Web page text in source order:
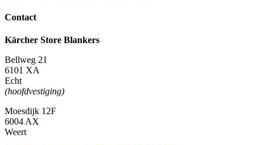
Contact
Kärcher Store Blankers
Bellweg 21
6101 XA
Echt
(hoofdvestiging)
Moesdijk 12F
6004 AX
Weert